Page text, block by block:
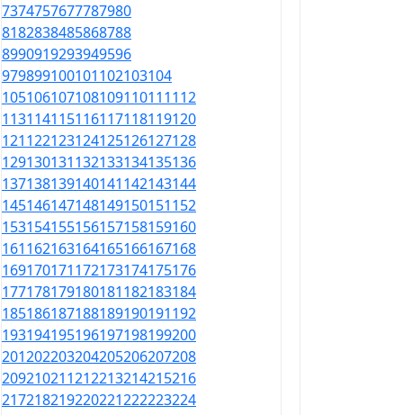
7374757677787980
8182838485868788
8990919293949596
979899100101102103104
105106107108109110111112
113114115116117118119120
121122123124125126127128
129130131132133134135136
137138139140141142143144
145146147148149150151152
153154155156157158159160
161162163164165166167168
169170171172173174175176
177178179180181182183184
185186187188189190191192
193194195196197198199200
201202203204205206207208
209210211212213214215216
217218219220221222223224